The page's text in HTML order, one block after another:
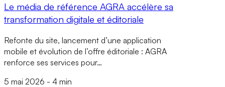
Le média de référence AGRA accélère sa
transformation digitale et éditoriale
Refonte du site, lancement d’une application
mobile et évolution de l’offre éditoriale : AGRA
renforce ses services pour…
5 mai 2026 - 4 min